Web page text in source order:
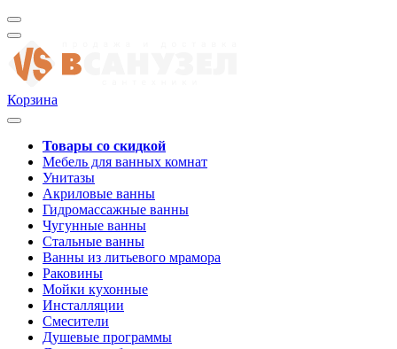
Корзина
Товары со скидкой
Мебель для ванных комнат
Унитазы
Акриловые ванны
Гидромассажные ванны
Чугунные ванны
Стальные ванны
Ванны из литьевого мрамора
Раковины
Мойки кухонные
Инсталляции
Смесители
Душевые программы